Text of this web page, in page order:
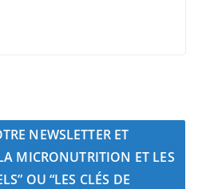
NEWSLETTER ET
MICRONUTRITION ET LES
OU “LES CLÉS DE